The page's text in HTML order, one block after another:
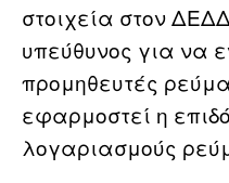
στοιχεία στον
υπεύθυνος για να
προμηθευτές
εφαρμοστεί η
λογαριασμούς